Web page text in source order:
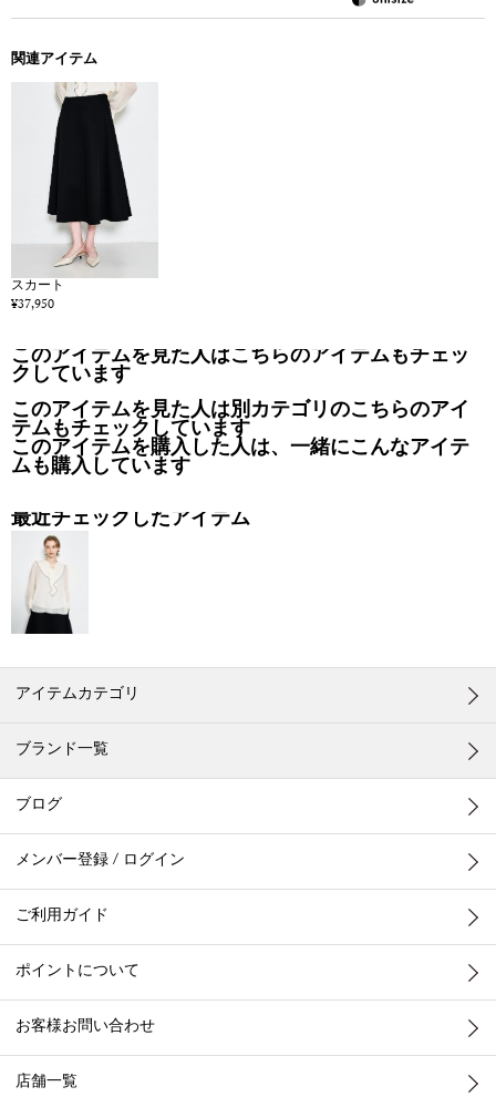
関連アイテム
スカート
¥37,950
このアイテムを見た人はこちらのアイテムもチェッ
クしています
このアイテムを見た人は別カテゴリのこちらのアイ
テムもチェックしています
このアイテムを購入した人は、一緒にこんなアイテ
ムも購入しています
最近チェックしたアイテム
アイテムカテゴリ
ブランド一覧
ブログ
メンバー登録 / ログイン
ご利用ガイド
ポイントについて
お客様お問い合わせ
店舗一覧